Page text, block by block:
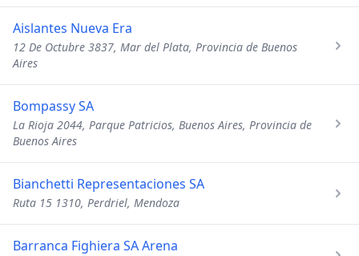
Aislantes Nueva Era
12 De Octubre 3837, Mar del Plata, Provincia de Buenos
Aires
Bompassy SA
La Rioja 2044, Parque Patricios, Buenos Aires, Provincia de
Buenos Aires
Bianchetti Representaciones SA
Ruta 15 1310, Perdriel, Mendoza
Barranca Fighiera SA Arena